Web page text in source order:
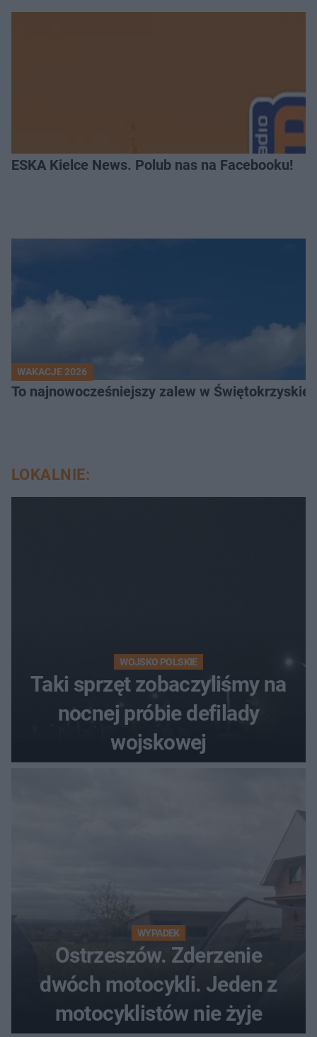
ESKA Kielce News. Polub nas na Facebooku!
WAKACJE 2026
To najnowocześniejszy zalew w
LOKALNIE:
WOJSKO POLSKIE
Taki sprzęt zobaczyliśmy na
nocnej próbie defilady
wojskowej
WYPADEK
Ostrzeszów. Zderzenie
dwóch motocykli. Jeden z
motocyklistów nie żyje